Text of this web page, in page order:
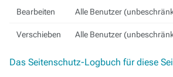
Bearbeiten Alle Benutzer
Verschieben Alle Benutzer
Das Seitenschutz-Logbuch für diese